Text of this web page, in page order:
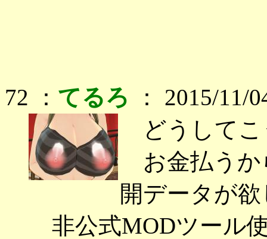
72 ： てるろ ： 2015/11/
どうしてこ
お金払うか
開データが
非公式MODツール